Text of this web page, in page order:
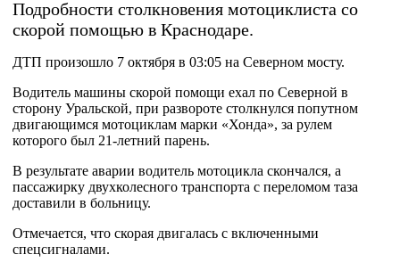
Подробности столкновения мотоциклиста со
скорой помощью в Краснодаре.
ДТП произошло 7 октября в 03:05 на Северном мосту.
Водитель машины скорой помощи ехал по Северной в
сторону Уральской, при развороте столкнулся попутном
двигающимся мотоциклам марки «Хонда», за рулем
которого был 21-летний парень.
В результате аварии водитель мотоцикла скончался, а
пассажирку двухколесного транспорта с переломом таза
доставили в больницу.
Отмечается, что скорая двигалась с включенными
спецсигналами.